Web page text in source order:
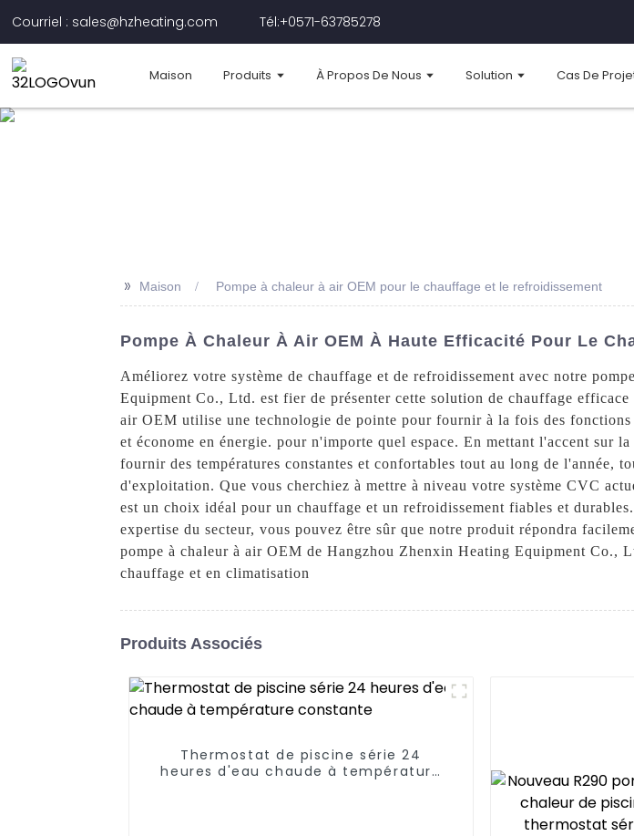
Courriel : sales@hzheating.com Tél:+0571-63785278
Maison Produits À Propos De Nous Solution Cas De
>> Maison Pompe à chaleur à air OEM pour le chauffage et le refroidissement
Pompe À Chaleur À Air OEM À Haute Efficacité Pour Le
Améliorez votre système de chauffage et de refroidissement avec notre
Equipment Co., Ltd. est fier de présenter cette solution de chauffage
air OEM utilise une technologie de pointe pour fournir à la fois des
et économe en énergie. pour n'importe quel espace. En mettant l'accent sur
fournir des températures constantes et confortables tout au long de l'année,
d'exploitation. Que vous cherchiez à mettre à niveau votre système CVC
est un choix idéal pour un chauffage et un refroidissement fiables et
expertise du secteur, vous pouvez être sûr que notre produit répondra
pompe à chaleur à air OEM de Hangzhou Zhenxin Heating Equipment Co.,
chauffage et en climatisation
Produits Associés
Thermostat de piscine série 24
heures d'eau chaude à température